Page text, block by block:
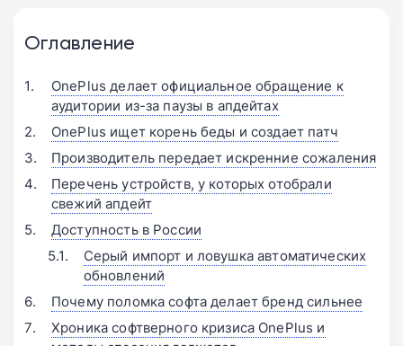
Оглавление
OnePlus делает официальное обращение к
аудитории из-за паузы в апдейтах
OnePlus ищет корень беды и создает патч
Производитель передает искренние сожаления
Перечень устройств, у которых отобрали
свежий апдейт
Доступность в России
Серый импорт и ловушка автоматических
обновлений
Почему поломка софта делает бренд сильнее
Хроника софтверного кризиса OnePlus и